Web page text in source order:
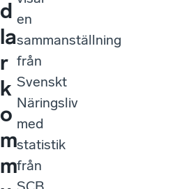
d
la
r
k
o
m
m
en
sammanställning
från
Svenskt
Näringsliv
med
statistik
från